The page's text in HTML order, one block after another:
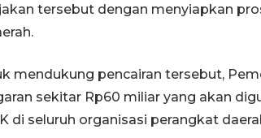
tersebut dengan menyiapkan
mendukung pencairan tersebut,
sekitar Rp60 miliar yang akan
di seluruh organisasi perangkat